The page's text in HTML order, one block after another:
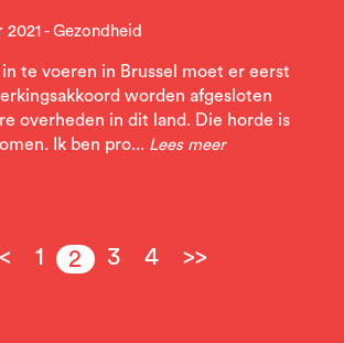
Gezondheid
te voeren in Brussel moet er eerst
worden afgesloten
overheden in dit land. Die horde is
Ik ben pro... Lees meer
1 2 3 4 >>